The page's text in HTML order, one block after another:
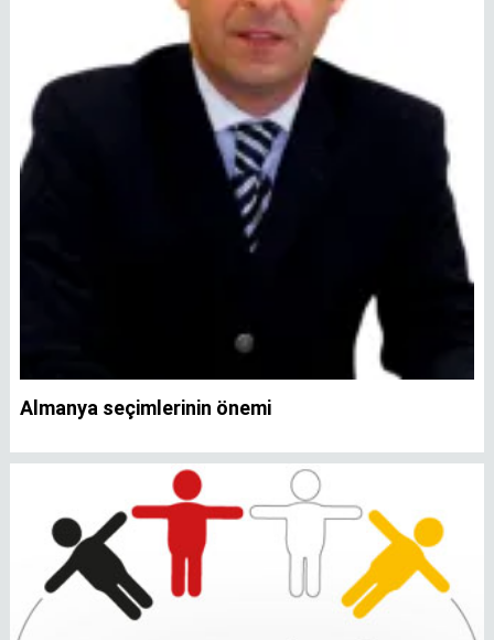
Almanya seçimlerinin önemi